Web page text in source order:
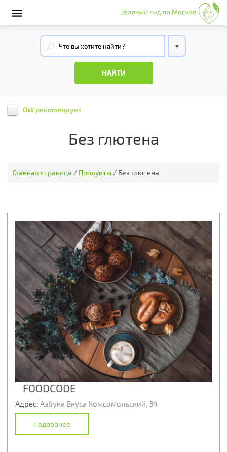
OW рекомендует
Без глютена
Главная страница / Продукты / Без глютена
FOODCODE
Адрес: Азбука Вкуса Комсомольский, 34
Подробнее